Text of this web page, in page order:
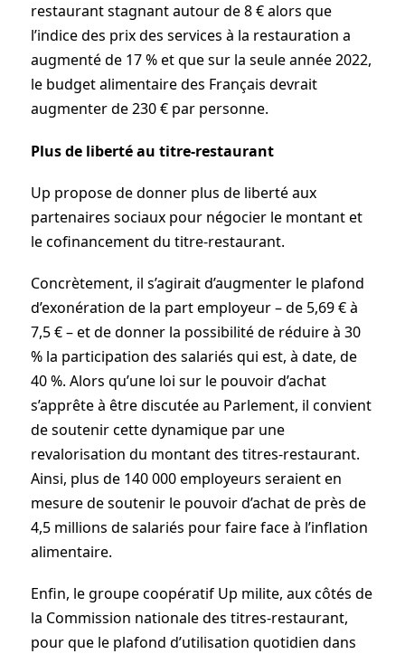
restaurant stagnant autour de 8 € alors que
l’indice des prix des services à la restauration a
augmenté de 17 % et que sur la seule année 2022,
le budget alimentaire des Français devrait
augmenter de 230 € par personne.
Plus de liberté au titre-restaurant
Up propose de donner plus de liberté aux
partenaires sociaux pour négocier le montant et
le cofinancement du titre-restaurant.
Concrètement, il s’agirait d’augmenter le plafond
d’exonération de la part employeur – de 5,69 € à
7,5 € – et de donner la possibilité de réduire à 30
% la participation des salariés qui est, à date, de
40 %. Alors qu’une loi sur le pouvoir d’achat
s’apprête à être discutée au Parlement, il convient
de soutenir cette dynamique par une
revalorisation du montant des titres-restaurant.
Ainsi, plus de 140 000 employeurs seraient en
mesure de soutenir le pouvoir d’achat de près de
4,5 millions de salariés pour faire face à l’inflation
alimentaire.
Enfin, le groupe coopératif Up milite, aux côtés de
la Commission nationale des titres-restaurant,
pour que le plafond d’utilisation quotidien dans